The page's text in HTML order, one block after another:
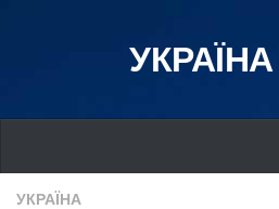
УКРАЇНА
Україна
УКРАЇНА